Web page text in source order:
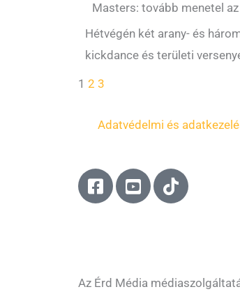
Masters: tovább menetel az
Hétvégén két arany- és
kickdance és területi
1 2 3
Adatvédelmi és
F
a
o
Y
o
e
T
i
Az Érd Média